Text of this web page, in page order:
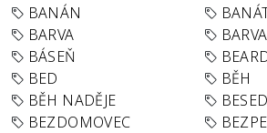
BANÁN
BARVA
BÁSEŇ
BED
BĚH
BĚH NADĚJE
BEZDOMOVEC